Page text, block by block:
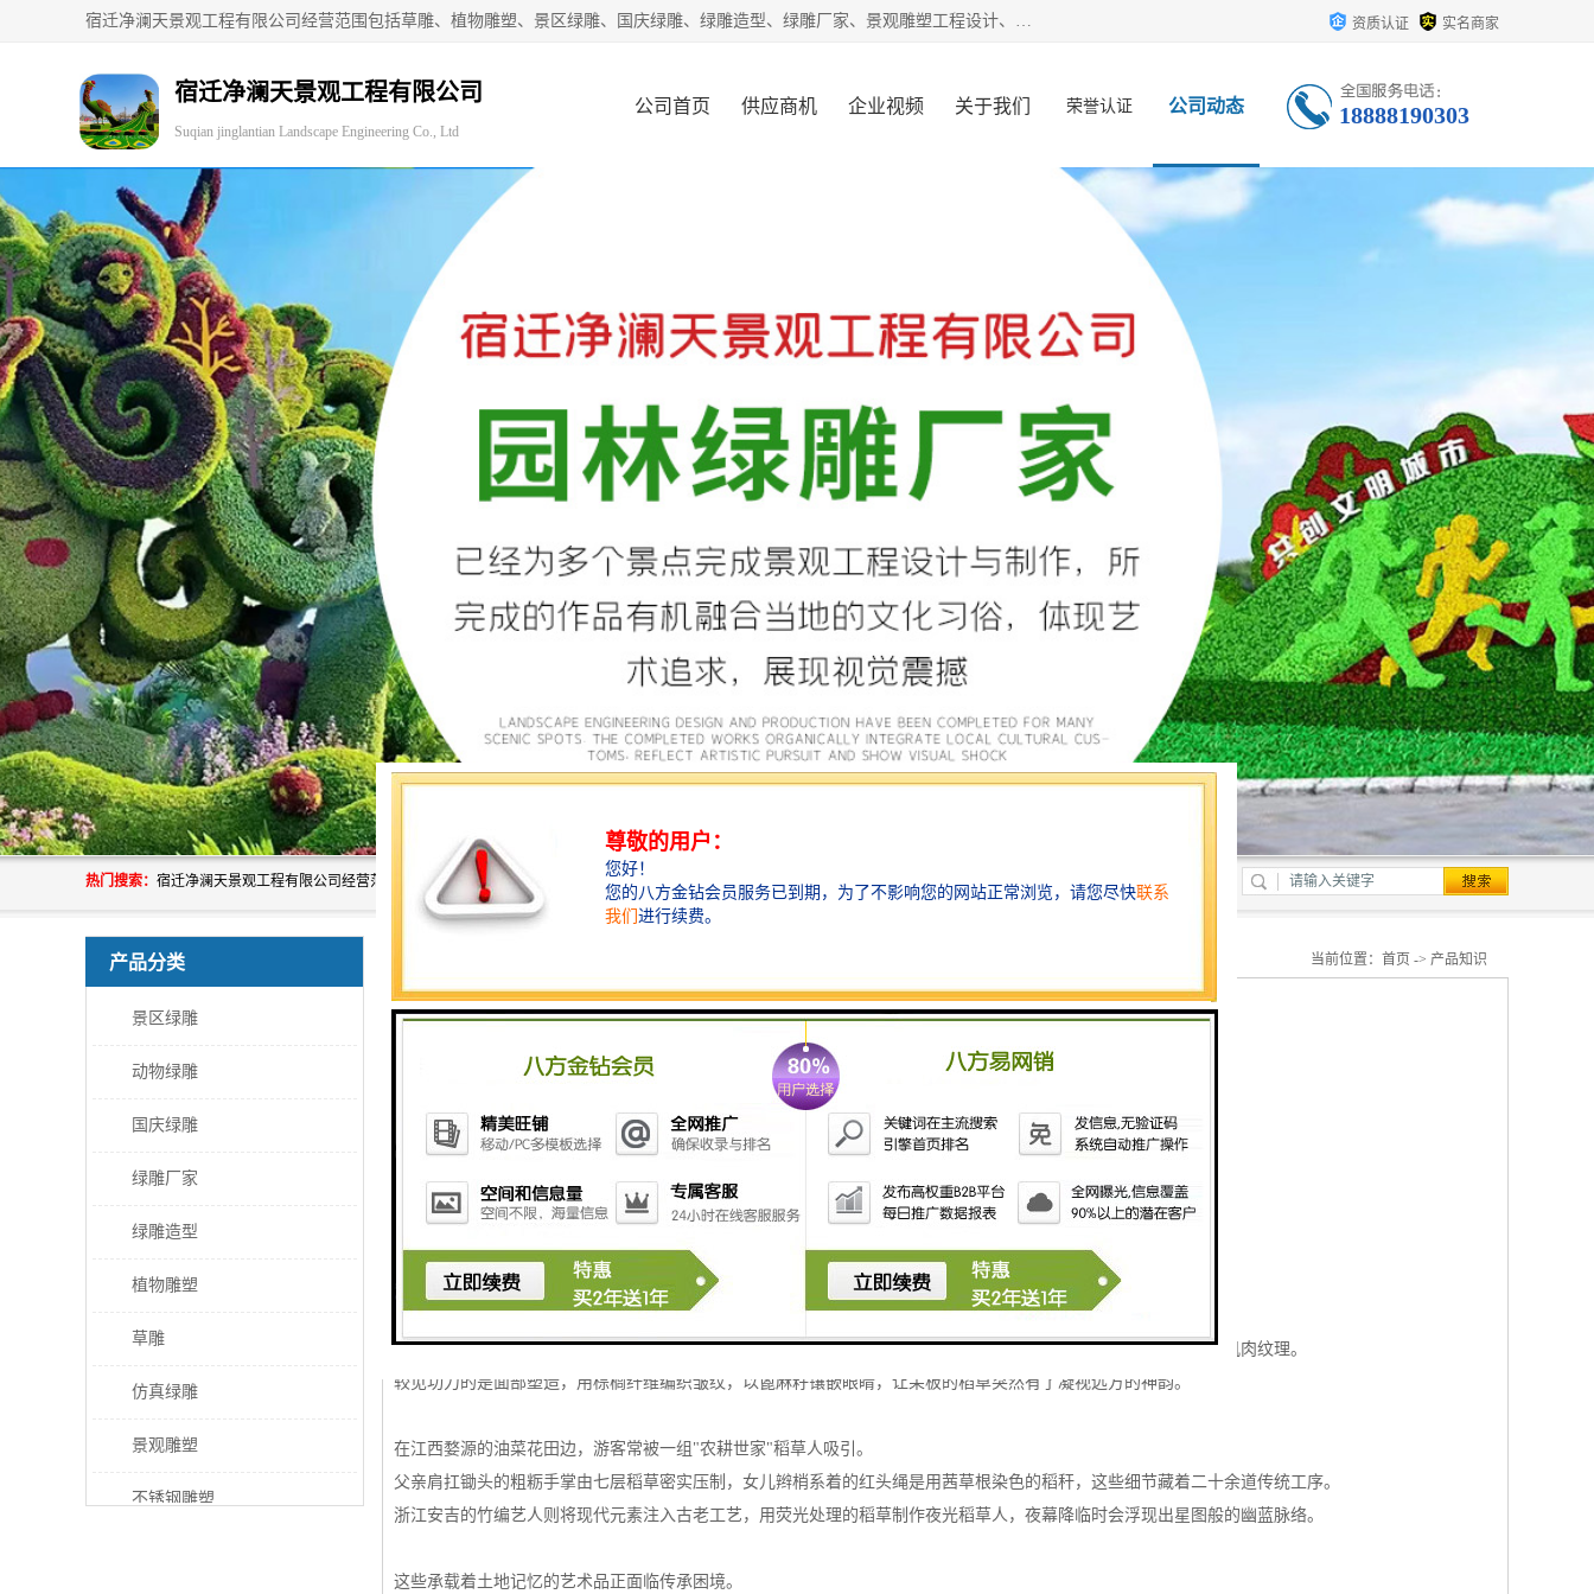
宿迁净澜天景观工程有限公司经营范围包括草雕、植物雕塑、景区绿雕、国庆绿雕、绿雕造型、绿雕厂家、景观雕塑工程设计、施工;绿化工程设计、施工、养护;绿化苗木、盆景种植、销售;是一家大型立体花坛草雕绿雕、五色草造型绿雕，仿真植物绿雕、稻草人工艺品、不锈钢雕塑等策划制作厂家，提供绿雕设计，制作,加工，及安装一站式服务。 资质认证 实名商家
宿迁净澜天景观工程有限公司
Suqian jinglantian Landscape Engineering Co., Ltd
公司首页 供应商机 企业视频 关于我们 荣誉认证 公司动态 18888190303
热门搜索： 宿迁净澜天景观工程有限公司经营范围包括草雕、植物雕塑、景区绿雕、国庆绿雕、绿雕造型、绿雕厂家、景观雕塑工程设计、施工;绿化工程设计、施工、养护;绿化苗木、盆景种植、销售;是一家大型立体花坛草雕绿雕、五色草造型绿雕，仿真植物绿雕、稻草人工艺品、不锈钢雕塑等策划制作厂家，提供绿雕设计，制作,加工，及安装一站式服务。
产品分类
景区绿雕
动物绿雕
国庆绿雕
绿雕厂家
绿雕造型
植物雕塑
草雕
仿真绿雕
景观雕塑
不锈钢雕塑
当前位置： 首页 -> 产品知识
动物稻草人工艺品
烈日下，一顶破草帽、两根交叉木棍、几把枯黄稻草，构成了中国农民沿用千年的田间卫士。
这个看似简陋的装置，正在现代工匠手中焕发新生。
当传统农耕智慧遇上当代美学创意，稻草人完成了从实用农具到艺术藏品的华丽转身。
制作精良的稻草人工艺品藏着三重匠心。
骨架搭建决定着作品的精气神，老匠人常选用韧性极佳的竹片，通过火烤定型技术弯折出拟人化曲线。
填充物处理尤为关键，经过蒸煮消毒的稻草要保留自然弯曲度，分层捆扎时需保持30度斜角交叉，才能形成生动的肌肉纹理。
较见功力的是面部塑造，用棕榈纤维编织皱纹，以蓖麻籽镶嵌眼睛，让呆板的稻草突然有了凝视远方的神韵。
在江西婺源的油菜花田边，游客常被一组"农耕世家"稻草人吸引。
父亲肩扛锄头的粗粝手掌由七层稻草密实压制，女儿辫梢系着的红头绳是用茜草根染色的稻秆，这些细节藏着二十余道传统工序。
浙江安吉的竹编艺人则将现代元素注入古老工艺，用荧光处理的稻草制作夜光稻草人，夜幕降临时会浮现出星图般的幽蓝脉络。
这些承载着土地记忆的艺术品正面临传承困境。